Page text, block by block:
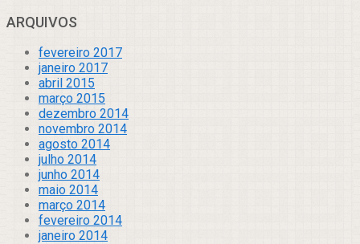
ARQUIVOS
fevereiro 2017
janeiro 2017
abril 2015
março 2015
dezembro 2014
novembro 2014
agosto 2014
julho 2014
junho 2014
maio 2014
março 2014
fevereiro 2014
janeiro 2014